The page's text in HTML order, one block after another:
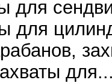
для
для